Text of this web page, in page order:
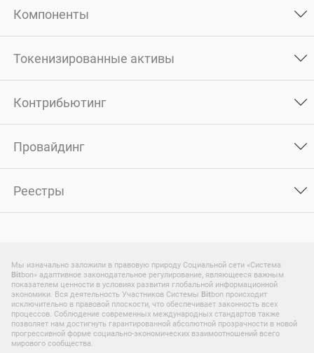
Компоненты
Токенизированные активы
Контрибьютинг
Провайдинг
Реестры
Мы изначально заложили в правовую природу Социальной сети «Система
Bitbon» адаптивное законодательное регулирование, являющееся важным
показателем ценности в условиях развития глобальной информационной
экономики. Вся деятельность Участников Системы Bitbon происходит
исключительно в правовой плоскости, что обеспечивает законность всех
процессов. Соблюдение современных международных стандартов также
позволяет нам достигнуть гарантированной абсолютной прозрачности в новой
прогрессивной форме социально-экономических взаимоотношений всего
мирового сообщества.